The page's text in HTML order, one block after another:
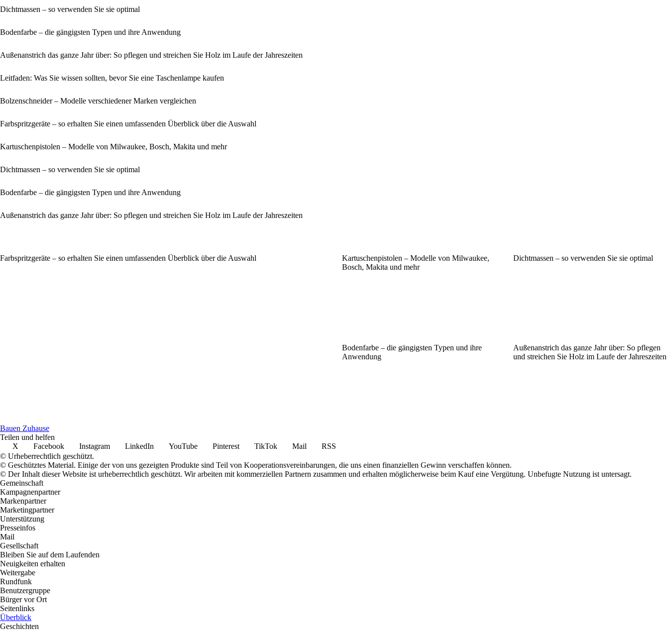
Dichtmassen – so verwenden Sie sie optimal
Bodenfarbe – die gängigsten Typen und ihre Anwendung
Außenanstrich das ganze Jahr über: So pflegen und streichen Sie Holz im Laufe der Jahreszeiten
Leitfaden: Was Sie wissen sollten, bevor Sie eine Taschenlampe kaufen
Bolzenschneider – Modelle verschiedener Marken vergleichen
Farbspritzgeräte – so erhalten Sie einen umfassenden Überblick über die Auswahl
Kartuschenpistolen – Modelle von Milwaukee, Bosch, Makita und mehr
Dichtmassen – so verwenden Sie sie optimal
Bodenfarbe – die gängigsten Typen und ihre Anwendung
Außenanstrich das ganze Jahr über: So pflegen und streichen Sie Holz im Laufe der Jahreszeiten
Farbspritzgeräte – so erhalten Sie einen umfassenden Überblick über die Auswahl
Kartuschenpistolen – Modelle von Milwaukee,
Bosch, Makita und mehr
Dichtmassen – so verwenden Sie sie optimal
Bodenfarbe – die gängigsten Typen und ihre
Anwendung
Außenanstrich das ganze Jahr über: So pflegen
und streichen Sie Holz im Laufe der Jahreszeiten
Bauen Zuhause
Teilen und helfen
X
Facebook Instagram LinkedIn YouTube Pinterest TikTok Mail
RSS
© Urheberrechtlich geschützt.
© Geschütztes Material. Einige der von uns gezeigten Produkte sind Teil von Kooperationsvereinbarungen, die uns einen finanziellen Gewinn verschaffen können.
© Der Inhalt dieser Website ist urheberrechtlich geschützt. Wir arbeiten mit kommerziellen Partnern zusammen und erhalten möglicherweise beim Kauf eine Vergütung. Unbefugte Nutzung ist untersagt.
Gemeinschaft
Kampagnenpartner
Markenpartner
Marketingpartner
Unterstützung
Presseinfos
Mail
Gesellschaft
Bleiben Sie auf dem Laufenden
Neuigkeiten erhalten
Weitergabe
Rundfunk
Benutzergruppe
Bürger vor Ort
Seitenlinks
Überblick
Geschichten